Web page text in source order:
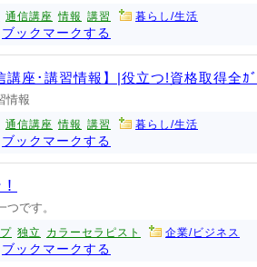
通信講座 情報 講習 暮らし/生活
ブックマークする
座･講習情報】|役立つ!資格取得全ｶ
情報
通信講座 情報 講習 暮らし/生活
ブックマークする
です。
独立 カラーセラピスト 企業/ビジネス
ブックマークする